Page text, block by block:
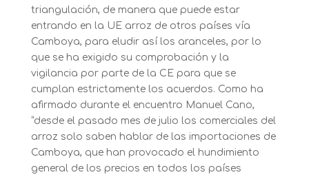
triangulación, de manera que puede estar
entrando en la UE arroz de otros países vía
Camboya, para eludir así los aranceles, por lo
que se ha exigido su comprobación y la
vigilancia por parte de la CE para que se
cumplan estrictamente los acuerdos. Como ha
afirmado durante el encuentro Manuel Cano,
“desde el pasado mes de julio los comerciales del
arroz solo saben hablar de las importaciones de
Camboya, que han provocado el hundimiento
general de los precios en todos los países